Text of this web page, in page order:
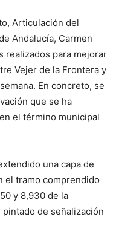
Articulación del
Andalucía, Carmen
realizados para mejorar
Vejer de la Frontera y
En concreto, se
que se ha
el término municipal
una capa de
el tramo comprendido
y 8,930 de la
de señalización